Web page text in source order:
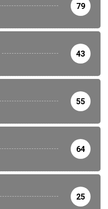
79
43
55
64
25